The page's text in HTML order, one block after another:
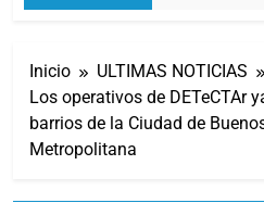
Inicio
ULTIMAS NOTICIAS
Los operativos de DETeCTAr
barrios de la Ciudad de
Metropolitana